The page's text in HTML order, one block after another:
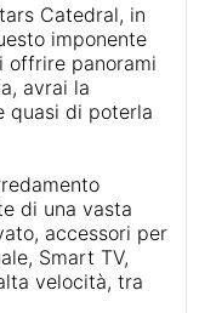
Catedral, in
imponente
offrire panorami
avrai la
quasi di poterla
di una vasta
accessori per
Smart TV,
velocità, tra